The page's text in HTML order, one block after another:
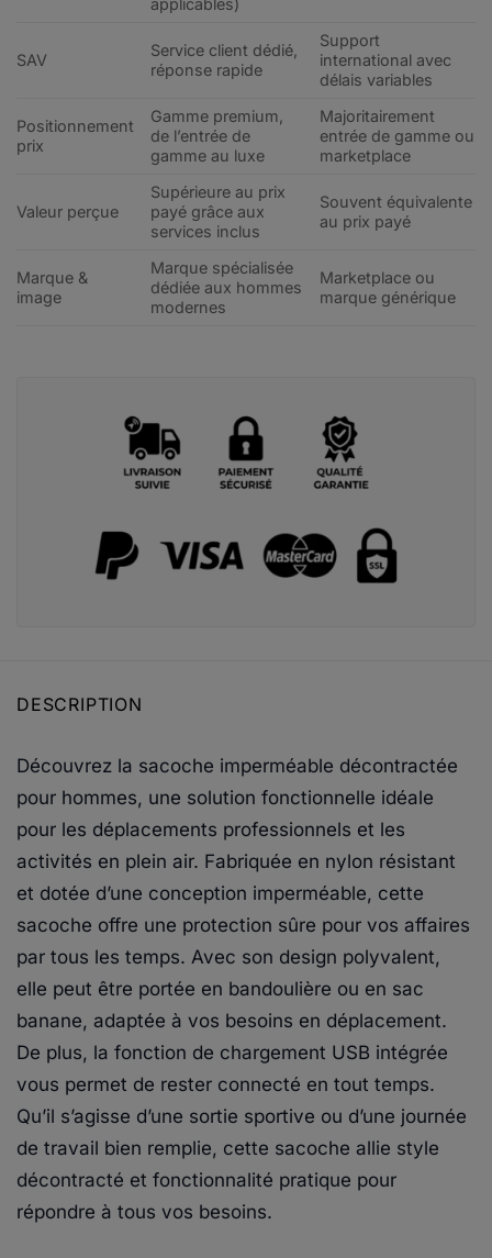
applicables)
SAV
Service client dédié,
réponse rapide
Support
international avec
délais variables
Positionnement
prix
Gamme premium,
de l’entrée de
gamme au luxe
Majoritairement
entrée de gamme ou
marketplace
Valeur perçue
Supérieure au prix
payé grâce aux
services inclus
Souvent équivalente
au prix payé
Marque &
image
Marque spécialisée
dédiée aux hommes
modernes
Marketplace ou
marque générique
DESCRIPTION
Découvrez la sacoche imperméable décontractée
pour hommes, une solution fonctionnelle idéale
pour les déplacements professionnels et les
activités en plein air. Fabriquée en nylon résistant
et dotée d’une conception imperméable, cette
sacoche offre une protection sûre pour vos affaires
par tous les temps. Avec son design polyvalent,
elle peut être portée en bandoulière ou en sac
banane, adaptée à vos besoins en déplacement.
De plus, la fonction de chargement USB intégrée
vous permet de rester connecté en tout temps.
Qu’il s’agisse d’une sortie sportive ou d’une journée
de travail bien remplie, cette sacoche allie style
décontracté et fonctionnalité pratique pour
répondre à tous vos besoins.